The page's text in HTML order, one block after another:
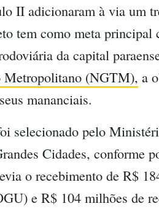
II adicionaram à via um
tem como meta
da capital
Metropolitano (NGTM), a
mananciais.
selecionado pelo
Cidades, conforme
o recebimento de R$
e R$ 104 milhões de